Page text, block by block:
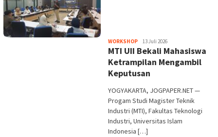
WORKSHOPHeri
Purwata
13 Juli 2026
MTI UII Bekali Mahasiswa
Ketrampilan Mengambil
Keputusan
YOGYAKARTA, JOGPAPER.NET —
Progam Studi Magister Teknik
Industri (MTI), Fakultas Teknologi
Industri, Universitas Islam
Indonesia […]